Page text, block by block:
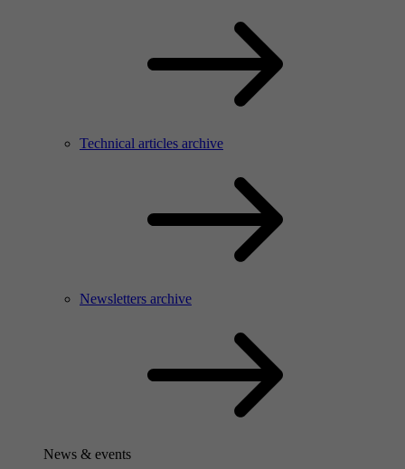
Technical articles archive
Newsletters archive
News & events